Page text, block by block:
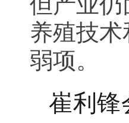
养殖技
弱项。
崔利